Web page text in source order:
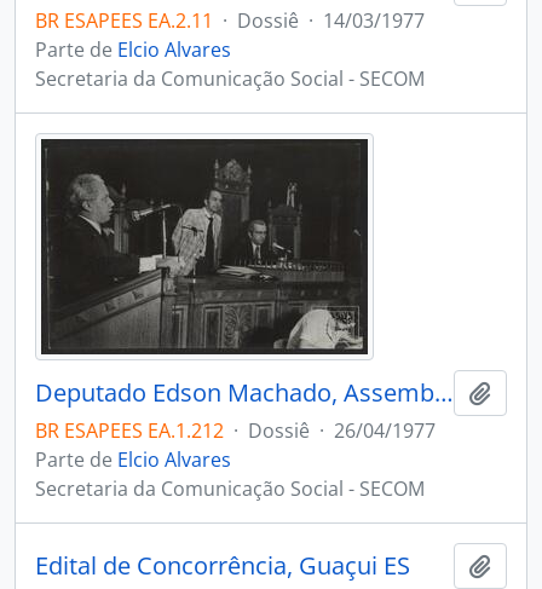
BR ESAPEES EA.2.11 · Dossiê · 14/03/1977
Parte de Elcio Alvares
Secretaria da Comunicação Social - SECOM
Deputado Edson Machado, Assembleia Legislativa, Vitória ES
BR ESAPEES EA.1.212 · Dossiê · 26/04/1977
Parte de Elcio Alvares
Secretaria da Comunicação Social - SECOM
Edital de Concorrência, Guaçui ES